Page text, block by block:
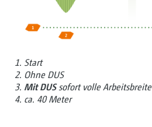
1. Start
2. Ohne DUS
3. Mit DUSsofort volle Arbeitsbreite
4. ca. 40 Meter